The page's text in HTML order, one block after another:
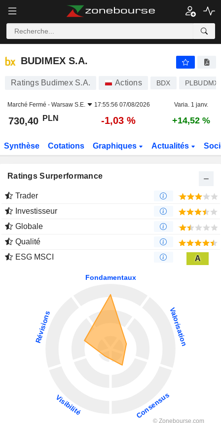
BUDIMEX S.A.
BUDIMEX S.A.
Ratings Budimex S.A. Actions BDX
Marché Fermé - Warsaw S.E. 17:55:56 07/08/2026 Varia. 1 janv.
730,40 PLN -1,03 % +14,52 %
Synthèse Cotations Graphiques Actualités
Ratings Surperformance
Trader
Investisseur
Globale
Qualité
ESG MSCI
A